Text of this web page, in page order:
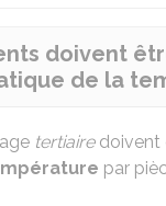
doivent
de la
tertiairedoivent
par